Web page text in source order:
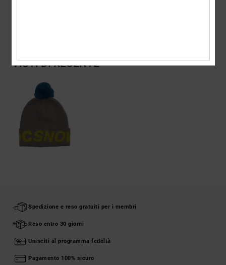
VISTI DI RECENTE
Spedizione e reso gratuiti per i membri
Reso entro 30 giorni
Unisciti al programma fedeltà
Pagamento 100% sicuro